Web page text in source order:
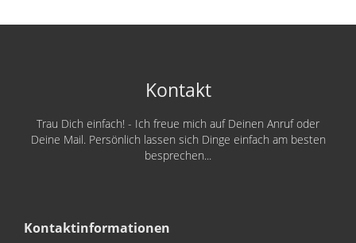
Kontakt
Trau Dich einfach! - Ich freue mich auf Deinen Anruf oder
Deine Mail. Persönlich lassen sich Dinge einfach am besten
besprechen...
Kontaktinformationen